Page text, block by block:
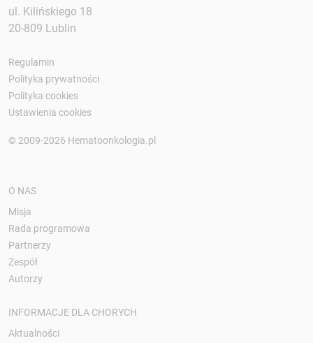
ul. Kilińskiego 18
20-809 Lublin
Regulamin
Polityka prywatności
Polityka cookies
Ustawienia cookies
© 2009-2026 Hematoonkologia.pl
O NAS
Misja
Rada programowa
Partnerzy
Zespół
Autorzy
INFORMACJE DLA CHORYCH
Aktualności